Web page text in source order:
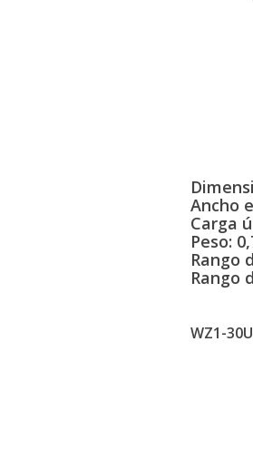
Ancho
Carga
Peso:
Rango
Rango
WZ1-30U